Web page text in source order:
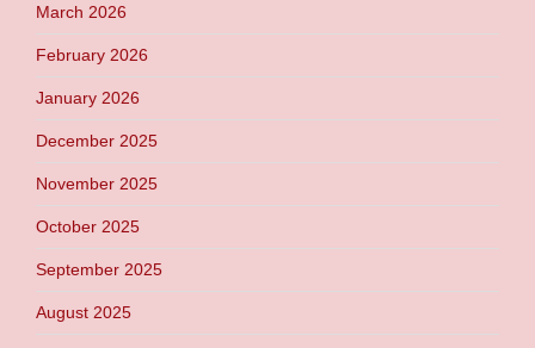
March 2026
February 2026
January 2026
December 2025
November 2025
October 2025
September 2025
August 2025